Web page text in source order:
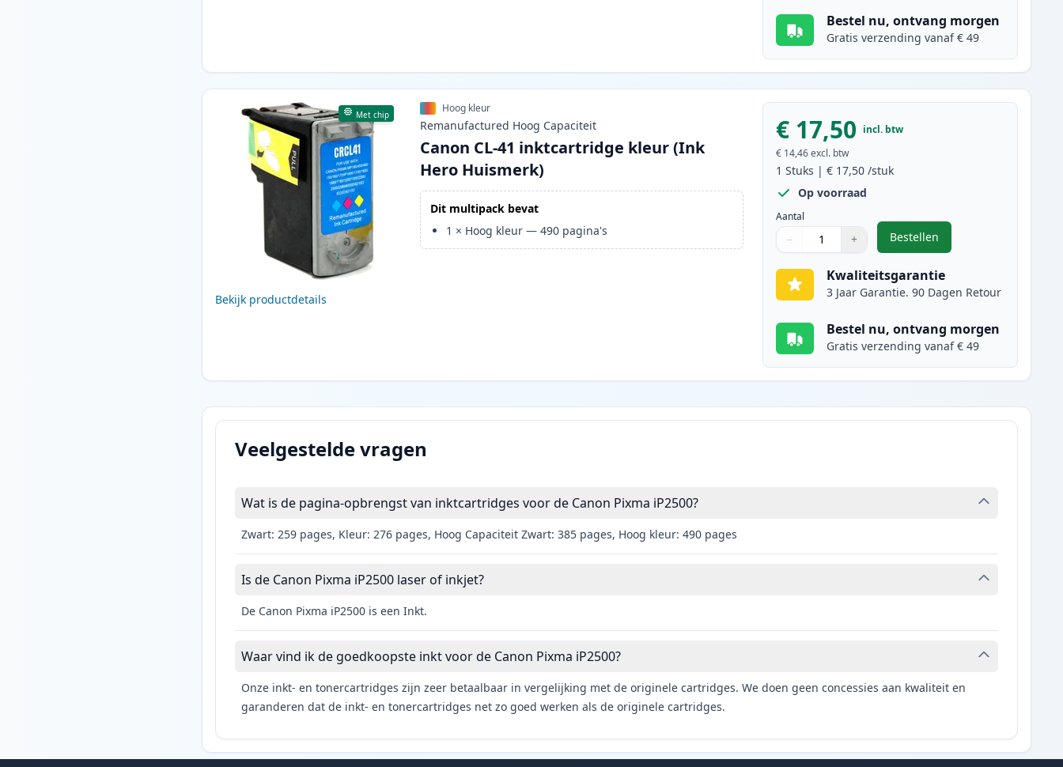
Bestel nu, ontvang morgen
Gratis verzending vanaf € 49
Met chip
Bekijk productdetails
Hoog kleur
Remanufactured Hoog Capaciteit
Canon CL-41 inktcartridge kleur (Ink
Hero Huismerk)
Dit multipack bevat
1 × Hoog kleur —490 pagina's
€ 17,50 incl. btw
€ 14,46 excl. btw
1 Stuks |€ 17,50 /stuk
Op voorraad
Aantal
Aantal
Gebruik de knoppen om aan te passen
− +
Aantal 1
Bestellen
,Canon CL-41
Kwaliteitsgarantie
3 Jaar Garantie. 90 Dagen Retour
Bestel nu, ontvang morgen
Gratis verzending vanaf € 49
Veelgestelde vragen
Wat is de pagina-opbrengst van inktcartridges voor de Canon Pixma iP2500?
Zwart: 259 pages, Kleur: 276 pages, Hoog Capaciteit Zwart: 385 pages, Hoog kleur: 490 pages
Is de Canon Pixma iP2500 laser of inkjet?
De Canon Pixma iP2500 is een Inkt.
Waar vind ik de goedkoopste inkt voor de Canon Pixma iP2500?
Onze inkt- en tonercartridges zijn zeer betaalbaar in vergelijking met de originele cartridges. We doen geen concessies aan kwaliteit en
garanderen dat de inkt- en tonercartridges net zo goed werken als de originele cartridges.